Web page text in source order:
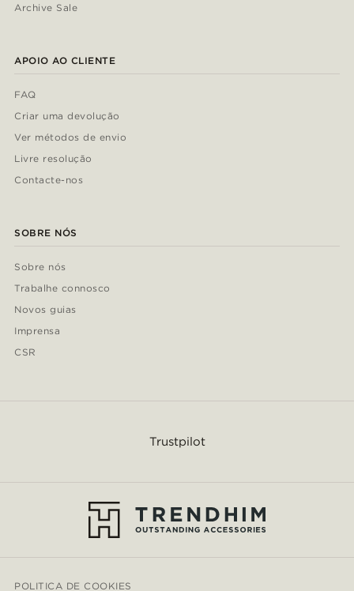
Archive Sale
APOIO AO CLIENTE
FAQ
Criar uma devolução
Ver métodos de envio
Livre resolução
Contacte-nos
SOBRE NÓS
Sobre nós
Trabalhe connosco
Novos guias
Imprensa
CSR
Trustpilot
POLITICA DE COOKIES